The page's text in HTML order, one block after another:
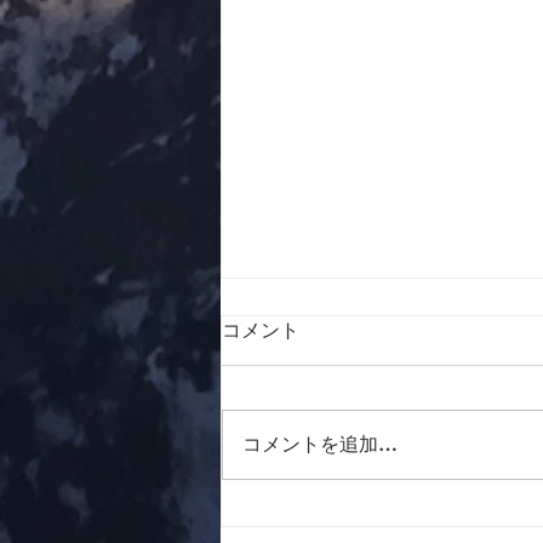
コメント
コメントを追加…